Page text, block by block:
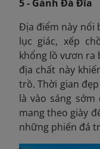
5 - Gành Đá Đĩa
Địa điểm này nổi
lục giác, xếp
khổng lồ vươn ra
địa chất này
trồ. Thời gian
là vào sáng
mang theo giày
những phiến đá